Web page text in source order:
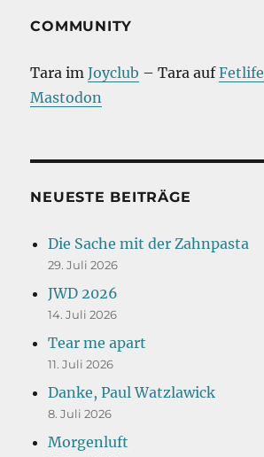
COMMUNITY
Tara imJoyclub – Tara aufFetlife
Mastodon
NEUESTE BEITRÄGE
Die Sache mit der Zahnpasta
29. Juli 2026
JWD 2026
14. Juli 2026
Tear me apart
11. Juli 2026
Danke, Paul Watzlawick
8. Juli 2026
Morgenluft